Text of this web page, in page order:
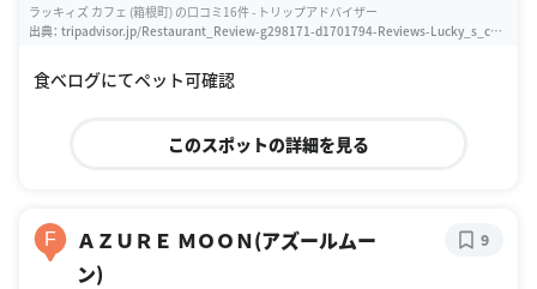
ラッキィズ カフェ (箱根町) の口コミ16件 - トリップアドバイザー
出典： tripadvisor.jp/Restaurant_Review-g298171-d1701794-Reviews-Lucky_s_cafe
食べログにてペット可確認
このスポットの詳細を見る
F
ＡＺＵＲＥ ＭＯＯＮ(アズールムー
ン)
9